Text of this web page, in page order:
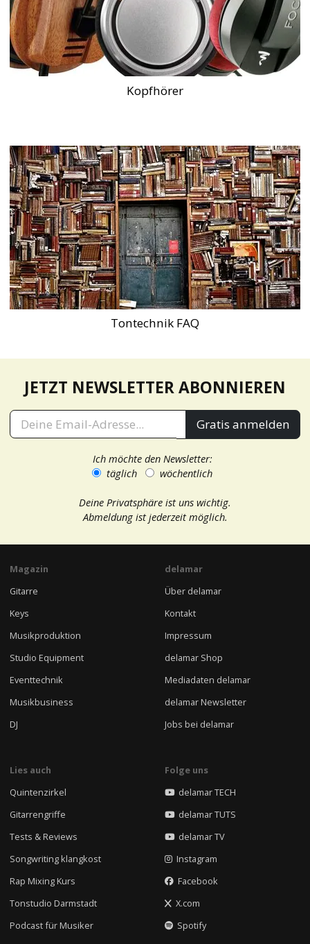
Kopfhörer
Tontechnik FAQ
JETZT NEWSLETTER ABONNIEREN
Gratis anmelden
Ich möchte den Newsletter:
täglich
wöchentlich
Deine Privatsphäre ist uns wichtig.
Abmeldung ist jederzeit möglich.
Magazin
Gitarre
Keys
Musikproduktion
Studio Equipment
Eventtechnik
Musikbusiness
DJ
delamar
Über delamar
Kontakt
Impressum
delamar Shop
Mediadaten delamar
delamar Newsletter
Jobs bei delamar
Lies auch
Quintenzirkel
Gitarrengriffe
Tests & Reviews
Songwriting klangkost
Rap Mixing Kurs
Tonstudio Darmstadt
Podcast für Musiker
Folge uns
delamar TECH
delamar TUTS
delamar TV
Instagram
Facebook
X.com
Spotify